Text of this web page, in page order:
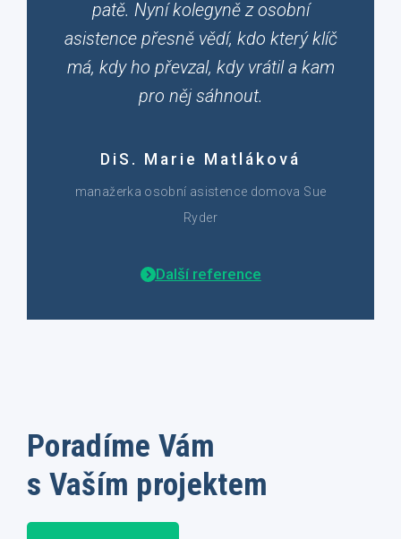
patě. Nyní kolegyně z osobní
asistence přesně vědí, kdo který klíč
má, kdy ho převzal, kdy vrátil a kam
pro něj sáhnout.
DiS. Marie Matláková
manažerka osobní asistence domova Sue
Ryder
Další reference
Poradíme Vám
s Vaším projektem